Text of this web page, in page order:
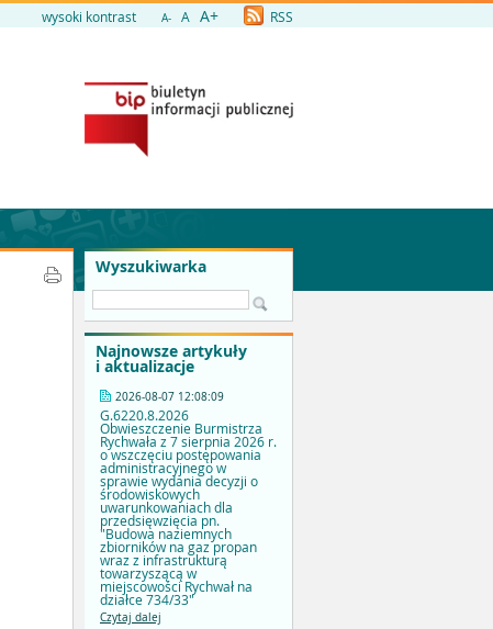
wysoki kontrast A- A A+ RSS
Wyszukiwarka
Najnowsze artykuły
i aktualizacje
2026-08-07 12:08:09
G.6220.8.2026
Obwieszczenie Burmistrza
Rychwała z 7 sierpnia 2026 r.
o wszczęciu postępowania
administracyjnego w
sprawie wydania decyzji o
środowiskowych
uwarunkowaniach dla
przedsięwzięcia pn.
"Budowa naziemnych
zbiorników na gaz propan
wraz z infrastrukturą
towarzyszącą w
miejscowości Rychwał na
działce 734/33"
Czytaj dalej